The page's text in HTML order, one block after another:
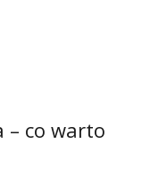
– co warto